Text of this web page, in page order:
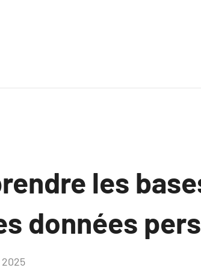
les
données